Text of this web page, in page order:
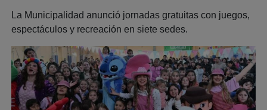
La Municipalidad anunció jornadas gratuitas con juegos,
espectáculos y recreación en siete sedes.